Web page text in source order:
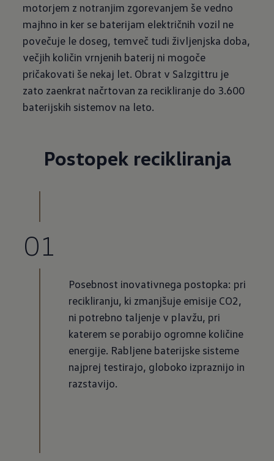
motorjem z notranjim zgorevanjem še vedno
majhno in ker se baterijam električnih vozil ne
povečuje le doseg, temveč tudi življenjska doba,
večjih količin vrnjenih baterij ni mogoče
pričakovati še nekaj let. Obrat v Salzgittru je
zato zaenkrat načrtovan za recikliranje do 3.600
baterijskih sistemov na leto.
Postopek recikliranja
01
Posebnost inovativnega postopka: pri
recikliranju, ki zmanjšuje emisije CO2,
ni potrebno taljenje v plavžu, pri
katerem se porabijo ogromne količine
energije. Rabljene baterijske sisteme
najprej testirajo, globoko izpraznijo in
razstavijo.